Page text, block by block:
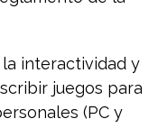
interactividad y
juegos para
(PC y